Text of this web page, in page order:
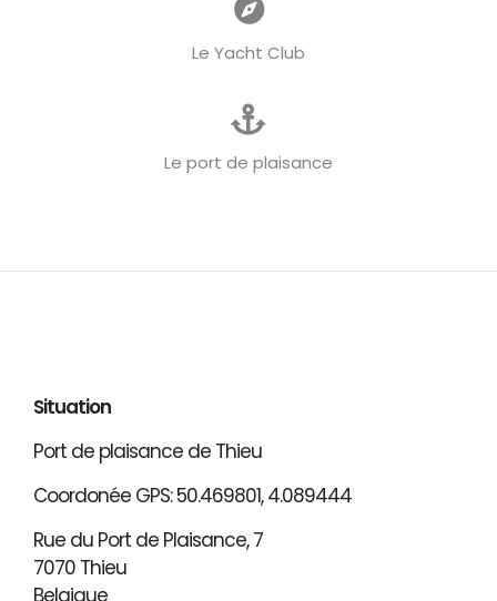
Le Yacht Club
Le port de plaisance
Situation
Port de plaisance de Thieu
Coordonée GPS: 50.469801, 4.089444
Rue du Port de Plaisance, 7
7070 Thieu
Belgique